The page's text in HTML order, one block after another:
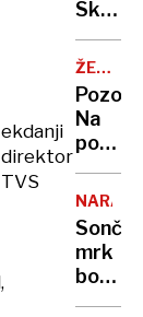
ekdanji
direktor
TVS
policaji
niso
dela
ŽELJA
Pozor:
Na
poti
z
morja
nas
bo
lovil
nov
radar
NARAVA
mrk
bodo
ovirali